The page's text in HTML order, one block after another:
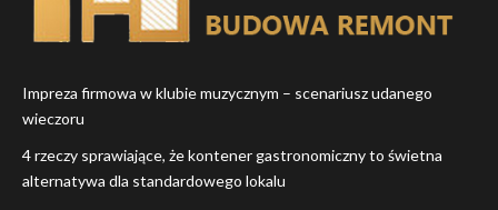
Impreza firmowa w klubie muzycznym – scenariusz udanego
wieczoru
4 rzeczy sprawiające, że kontener gastronomiczny to świetna
alternatywa dla standardowego lokalu